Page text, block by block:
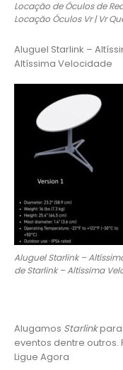
Locação de Óculos de
Locação Óculos Vr | Vr
Aluguel Starlink –
Altíssima Velocidade
Aluguel Starlink –
de Starlink – Altíssima
Alugamos Starlinkpara
eventos dentre outros.
Ligue Agora